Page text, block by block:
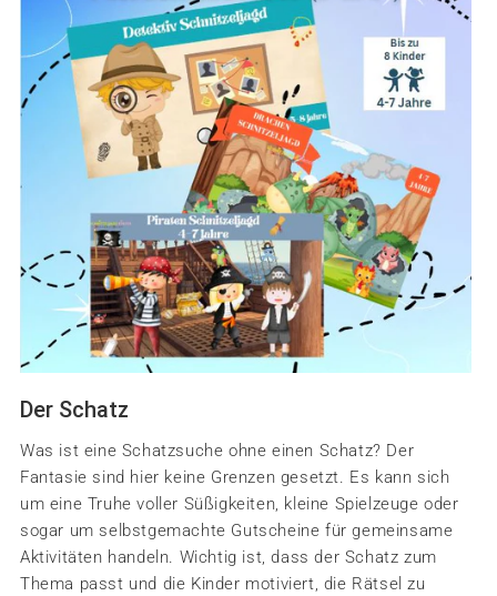
Der Schatz
Was ist eine Schatzsuche ohne einen Schatz? Der
Fantasie sind hier keine Grenzen gesetzt. Es kann sich
um eine Truhe voller Süßigkeiten, kleine Spielzeuge oder
sogar um selbstgemachte Gutscheine für gemeinsame
Aktivitäten handeln. Wichtig ist, dass der Schatz zum
Thema passt und die Kinder motiviert, die Rätsel zu